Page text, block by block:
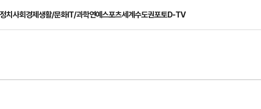
정치사회경제생활/문화IT/과학연예스포츠세계수도권포토D-TV